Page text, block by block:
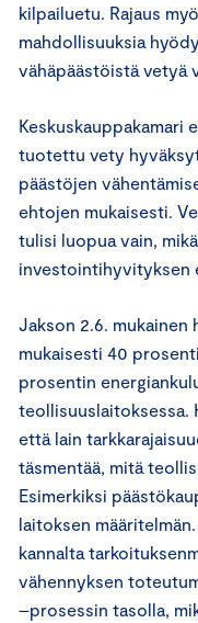
kilpailuetu. Rajaus
mahdollisuuksia
vähäpäästöistä vetyä
Keskuskauppakamari
tuotettu vety
päästöjen
ehtojen mukaisesti.
tulisi luopua vain,
investointihyvityksen
Jakson 2.6.
mukaisesti 40
prosentin
teollisuuslaitoksessa.
että lain
täsmentää, mitä
Esimerkiksi
laitoksen
kannalta
vähennyksen
–prosessin tasolla,